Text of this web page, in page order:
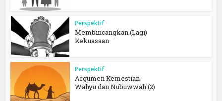
Perspektif
Membincangkan (Lagi)
Kekuasaan
Perspektif
Argumen Kemestian
Wahyu dan Nubuwwah (2)